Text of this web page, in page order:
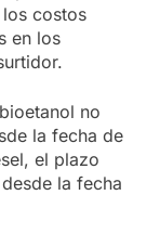
costos
en los
no
la fecha de
el plazo
la fecha